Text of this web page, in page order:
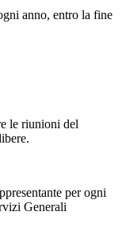
anno, entro la fine
le riunioni del
per ogni
Generali